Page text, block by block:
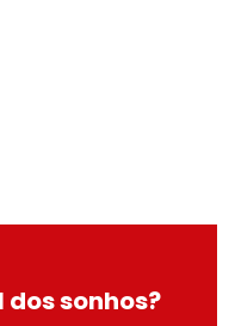
sonhos?